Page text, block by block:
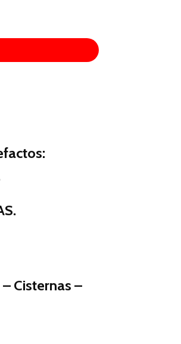
Cisternas –